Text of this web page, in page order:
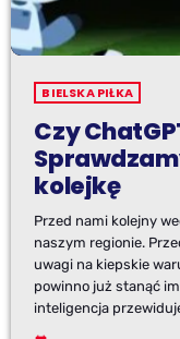
BIELSKA PIŁKA
Czy
kolejkę
Przed nami kolejny
naszym regionie.
uwagi na kiepskie
powinno już stanąć
inteligencja